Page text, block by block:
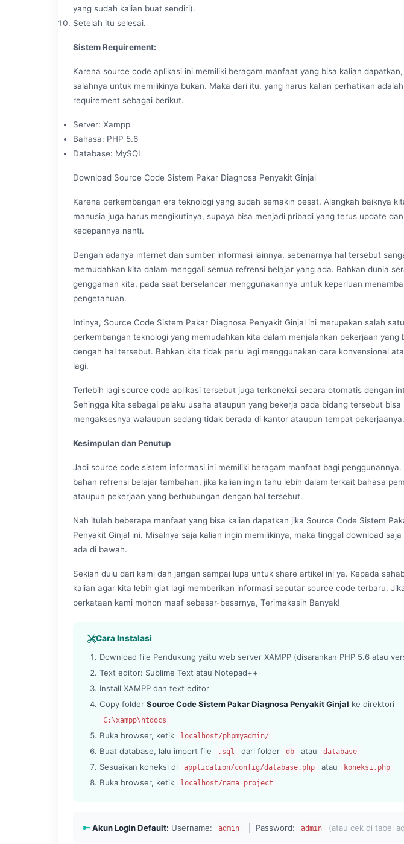
yang sudah kalian buat sendiri).
Setelah itu selesai.
Sistem Requirement:
Karena source code aplikasi ini memiliki beragam manfaat yang bisa kalian
salahnya untuk memilikinya bukan. Maka dari itu, yang harus kalian perhatikan
requirement sebagai berikut.
Server: Xampp
Bahasa: PHP 5.6
Database: MySQL
Download Source Code Sistem Pakar Diagnosa Penyakit Ginjal
Karena perkembangan era teknologi yang sudah semakin pesat. Alangkah baiknya
manusia juga harus mengikutinya, supaya bisa menjadi pribadi yang terus update
kedepannya nanti.
Dengan adanya internet dan sumber informasi lainnya, sebenarnya hal tersebut
memudahkan kita dalam menggali semua refrensi belajar yang ada. Bahkan dunia
genggaman kita, pada saat berselancar menggunakannya untuk keperluan
pengetahuan.
Intinya, Source Code Sistem Pakar Diagnosa Penyakit Ginjal ini merupakan salah satu
perkembangan teknologi yang memudahkan kita dalam menjalankan pekerjaan yang
dengah hal tersebut. Bahkan kita tidak perlu lagi menggunakan cara konvensional
lagi.
Terlebih lagi source code aplikasi tersebut juga terkoneksi secara otomatis dengan
Sehingga kita sebagai pelaku usaha ataupun yang bekerja pada bidang tersebut bisa
mengaksesnya walaupun sedang tidak berada di kantor ataupun tempat pekerjaanya.
Kesimpulan dan Penutup
Jadi source code sistem informasi ini memiliki beragam manfaat bagi penggunannya.
bahan refrensi belajar tambahan, jika kalian ingin tahu lebih dalam terkait bahasa
ataupun pekerjaan yang berhubungan dengan hal tersebut.
Nah itulah beberapa manfaat yang bisa kalian dapatkan jika Source Code Sistem
Penyakit Ginjal ini. Misalnya saja kalian ingin memilikinya, maka tinggal download
ada di bawah.
Sekian dulu dari kami dan jangan sampai lupa untuk share artikel ini ya. Kepada
kalian agar kita lebih giat lagi memberikan informasi seputar source code terbaru.
perkataan kami mohon maaf sebesar-besarnya, Terimakasih Banyak!
Cara Instalasi
Download file Pendukung yaitu web server XAMPP (disarankan PHP 5.6 atau
Text editor: Sublime Text atau Notepad++
Install XAMPP dan text editor
Copy folder Source Code Sistem Pakar Diagnosa Penyakit Ginjal ke direktori
C:\xampp\htdocs
Buka browser, ketik localhost/phpmyadmin/
Buat database, lalu import file .sql dari folder db atau database
Sesuaikan koneksi di application/config/database.php atau koneksi.php
Buka browser, ketik localhost/nama_project
Akun Login Default: Username: admin | Password: admin (atau cek di tabel